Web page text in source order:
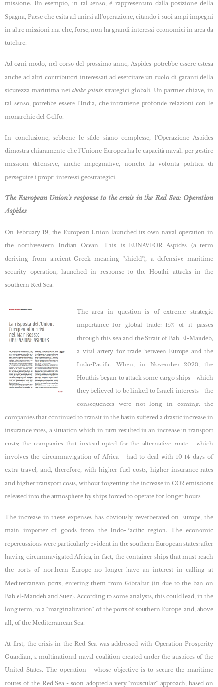
missione. Un esempio, in tal senso, è rappresentato dalla posizione della
Spagna, Paese che esita ad unirsi all'operazione, citando i suoi ampi impegni
in altre missioni ma che, forse, non ha grandi interessi economici in area da
tutelare.
Ad ogni modo, nel corso del prossimo anno, Aspides potrebbe essere estesa
anche ad altri contributori interessati ad esercitare un ruolo di garanti della
sicurezza marittima nei choke points strategici globali. Un partner chiave, in
tal senso, potrebbe essere l'India, che intrattiene profonde relazioni con le
monarchie del Golfo.
In conclusione, sebbene le sfide siano complesse, l'Operazione Aspides
dimostra chiaramente che l'Unione Europea ha le capacità navali per gestire
missioni difensive, anche impegnative, nonché la volontà politica di
perseguire i propri interessi geostrategici.
The European Union's response to the crisis in the Red Sea: Operation
Aspides
On February 19, the European Union launched its own naval operation in
the northwestern Indian Ocean. This is EUNAVFOR Aspides (a term
deriving from ancient Greek meaning "shield"), a defensive maritime
security operation, launched in response to the Houthi attacks in the
southern Red Sea.
The area in question is of extreme strategic
importance for global trade: 15% of it passes
through this sea and the Strait of Bab El-Mandeb,
a vital artery for trade between Europe and the
Indo-Pacific. When, in November 2023, the
Houthis began to attack some cargo ships - which
they believed to be linked to Israeli interests - the
consequences were not long in coming: the
companies that continued to transit in the basin suffered a drastic increase in
insurance rates, a situation which in turn resulted in an increase in transport
costs; the companies that instead opted for the alternative route - which
involves the circumnavigation of Africa - had to deal with 10-14 days of
extra travel, and, therefore, with higher fuel costs, higher insurance rates
and higher transport costs, without forgetting the increase in CO2 emissions
released into the atmosphere by ships forced to operate for longer hours.
The increase in these expenses has obviously reverberated on Europe, the
main importer of goods from the Indo-Pacific region. The economic
repercussions were particularly evident in the southern European states: after
having circumnavigated Africa, in fact, the container ships that must reach
the ports of northern Europe no longer have an interest in calling at
Mediterranean ports, entering them from Gibraltar (in due to the ban on
Bab el-Mandeb and Suez). According to some analysts, this could lead, in the
long term, to a "marginalization" of the ports of southern Europe, and, above
all, of the Mediterranean Sea.
At first, the crisis in the Red Sea was addressed with Operation Prosperity
Guardian, a multinational naval coalition created under the auspices of the
United States. The operation - whose objective is to secure the maritime
routes of the Red Sea - soon adopted a very "muscular" approach, based on